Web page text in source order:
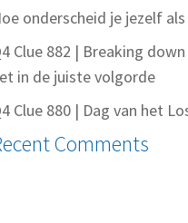
onderscheid je jezelf
Clue 882 | Breaking
in de juiste volgorde
Clue 880 | Dag van het
Comments